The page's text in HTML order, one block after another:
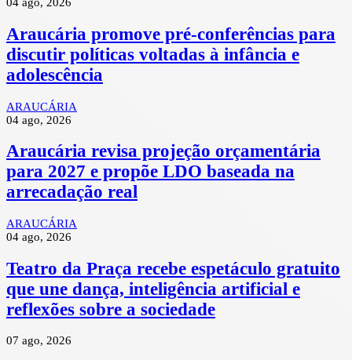
04 ago, 2026
Araucária promove pré-conferências para
discutir políticas voltadas à infância e
adolescência
ARAUCÁRIA
04 ago, 2026
Araucária revisa projeção orçamentária
para 2027 e propõe LDO baseada na
arrecadação real
ARAUCÁRIA
04 ago, 2026
Teatro da Praça recebe espetáculo gratuito
que une dança, inteligência artificial e
reflexões sobre a sociedade
07 ago, 2026